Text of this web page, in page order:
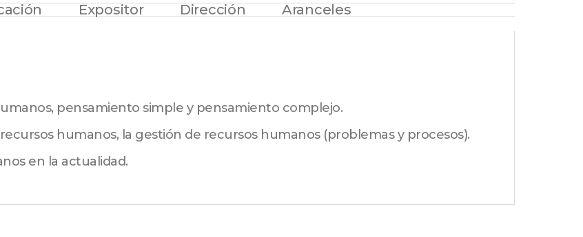
Expositor Dirección Aranceles
pensamiento simple y pensamiento complejo.
humanos, la gestión de recursos humanos (problemas y procesos).
en la actualidad.